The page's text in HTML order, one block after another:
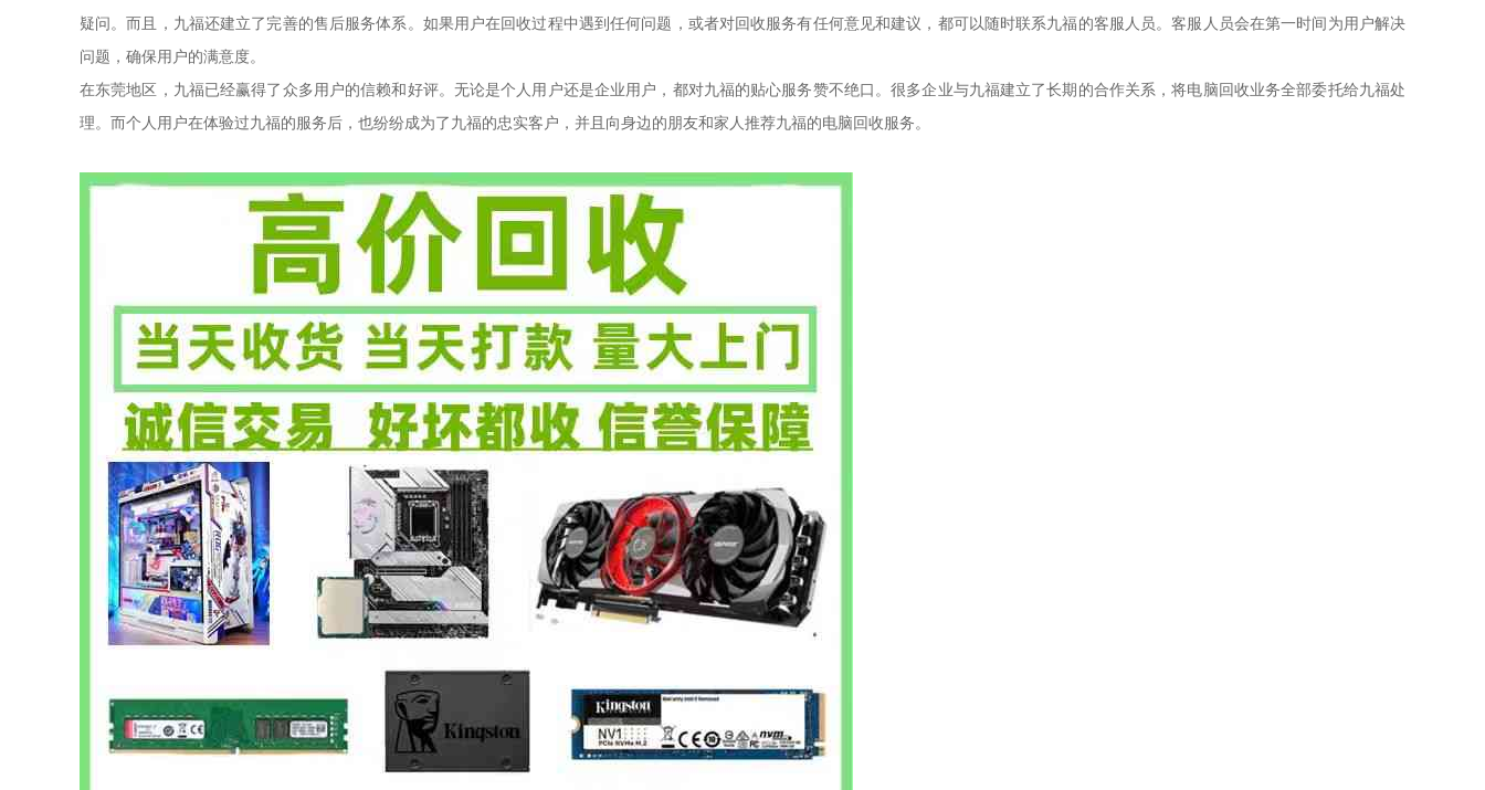
疑问。而且，九福还建立了完善的售后服务体系。如果用户在回收过程中遇到任何问题，或者对回收服务有任何意见和建议，都可以随时联系九福的客服人员。客服人员会在第一时间为用户解决
问题，确保用户的满意度。
在东莞地区，九福已经赢得了众多用户的信赖和好评。无论是个人用户还是企业用户，都对九福的贴心服务赞不绝口。很多企业与九福建立了长期的合作关系，将电脑回收业务全部委托给九福处
理。而个人用户在体验过九福的服务后，也纷纷成为了九福的忠实客户，并且向身边的朋友和家人推荐九福的电脑回收服务。